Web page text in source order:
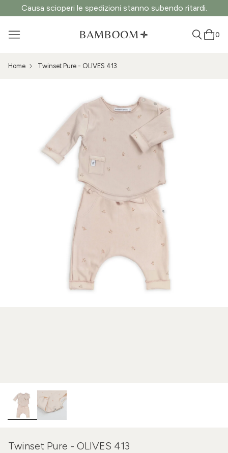
Causa scioperi le spedizioni stanno subendo ritardi.
0
Home Twinset Pure - OLIVES 413
Twinset Pure - OLIVES 413